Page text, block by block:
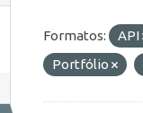
Formatos: API
Portfólio